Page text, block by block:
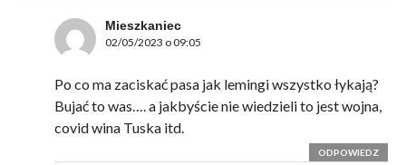
Mieszkaniec
02/05/2023 o 09:05
Po co ma zaciskać pasa jak lemingi wszystko łykają?
Bujać to was…. a jakbyście nie wiedzieli to jest wojna,
covid wina Tuska itd.
ODPOWIEDZ